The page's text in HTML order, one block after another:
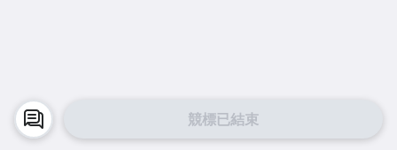
競標已結束